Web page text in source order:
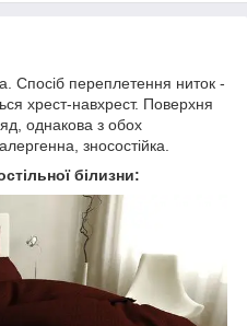
Спосіб переплетення ниток -
хрест-навхрест. Поверхня
однакова з обох
зносостійка.
білизни: